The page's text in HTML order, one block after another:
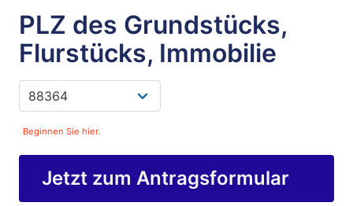
PLZ des Grundstücks,
Flurstücks, Immobilie
Beginnen Sie hier.
Jetzt zum Antragsformular